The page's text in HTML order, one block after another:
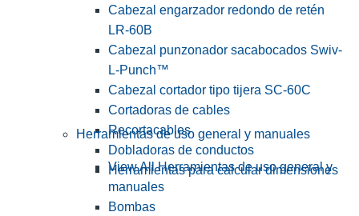
Cabezal engarzador redondo de retén
LR-60B
Cabezal punzonador sacabocados Swiv-
L-Punch™
Cabezal cortador tipo tijera SC-60C
Cortadoras de cables
Recortacables
Dobladoras de conductos
Herramientas para calcular dimensiones
Herramientas de uso general y manuales
View All Herramientas de uso general y
manuales
Bombas